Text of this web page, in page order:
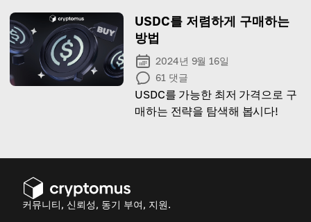
Mexico.
USDC를 저렴하게 구매하는
방법
2024년 9월 16일
61 댓글
USDC를 가능한 최저 가격으로 구
매하는 전략을 탐색해 봅시다!
커뮤니티, 신뢰성, 동기 부여, 지원.